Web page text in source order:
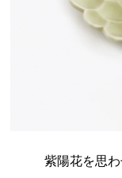
紫陽花を思わ